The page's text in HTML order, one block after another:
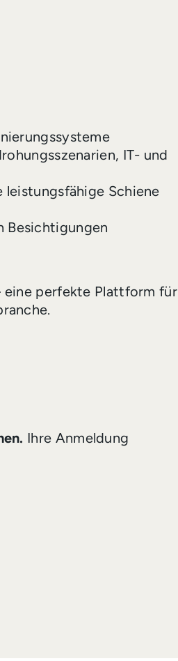
IT- und
leistungsfähige Schiene
Besichtigungen
eine perfekte Plattform für
Ihre Anmeldung